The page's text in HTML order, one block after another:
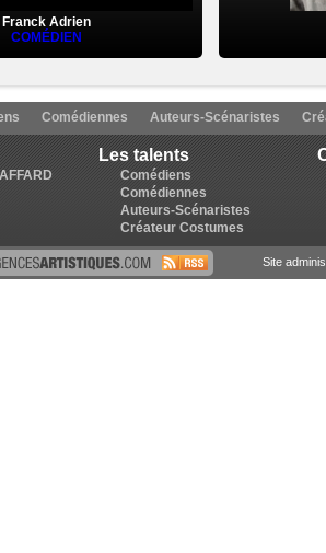
Franck Adrien
COMÉDIEN
Comédiennes Auteurs-Scénaristes
Les talents
Comédiens
Comédiennes
Auteurs-Scénaristes
Créateur Costumes
Site